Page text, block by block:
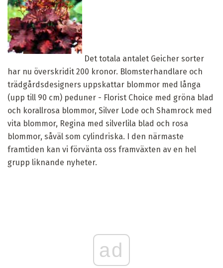
Det totala antalet Geicher sorter
har nu överskridit 200 kronor. Blomsterhandlare och
trädgårdsdesigners uppskattar blommor med långa
(upp till 90 cm) peduner - Florist Choice med gröna blad
och korallrosa blommor, Silver Lode och Shamrock med
vita blommor, Regina med silverlila blad och rosa
blommor, såväl som cylindriska. I den närmaste
framtiden kan vi förvänta oss framväxten av en hel
grupp liknande nyheter.
ad